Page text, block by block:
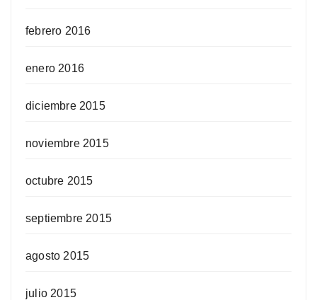
febrero 2016
enero 2016
diciembre 2015
noviembre 2015
octubre 2015
septiembre 2015
agosto 2015
julio 2015